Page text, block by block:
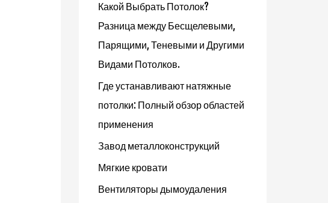
Какой Выбрать Потолок?
Разница между Бесщелевыми,
Парящими, Теневыми и Другими
Видами Потолков.
Где устанавливают натяжные
потолки: Полный обзор областей
применения
Завод металлоконструкций
Мягкие кровати
Вентиляторы дымоудаления